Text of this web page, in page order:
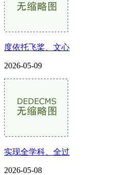
度依托飞桨、文心
2026-05-09
实现全学科、全过
2026-05-08